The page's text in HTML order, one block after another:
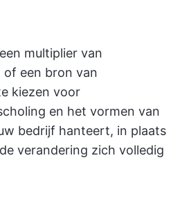
multiplier van
een bron van
kiezen voor
en het vormen van
bedrijf hanteert, in plaats
verandering zich volledig